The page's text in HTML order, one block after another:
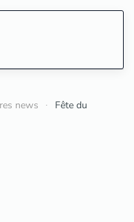
news
Fête du